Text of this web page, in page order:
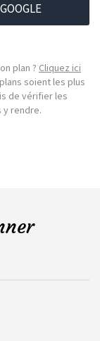
plan ? Cliquez ici
soient les plus
de vérifier les
y rendre.